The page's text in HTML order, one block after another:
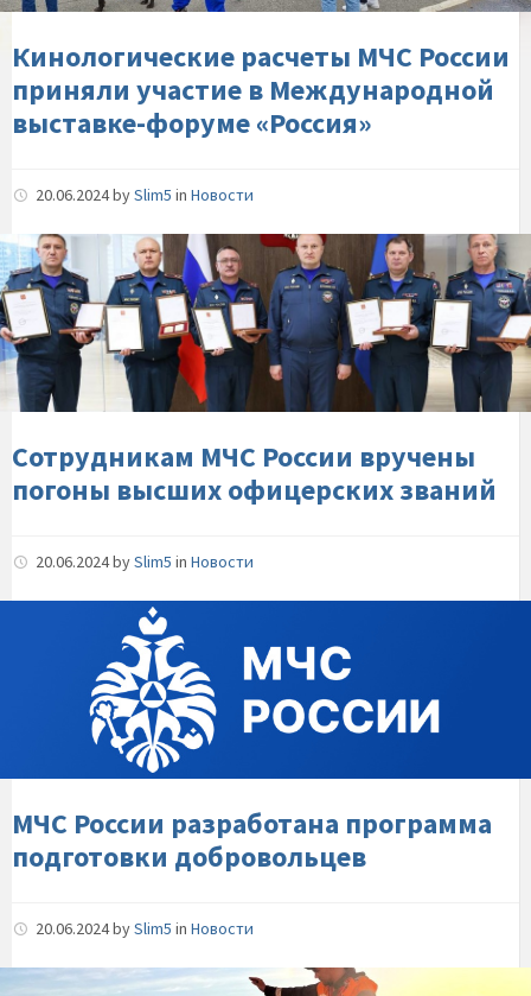
в-
Международной-
форуме-«Россия»
Кинологические расчеты МЧС России
приняли участие в Международной
выставке-форуме «Россия»
20.06.2024bySlim5 in Новости
Сотрудникам-
МЧС-
России-
вручены-
погоны-
высших-
офицерских-
званий
Сотрудникам МЧС России вручены
погоны высших офицерских званий
20.06.2024bySlim5 in Новости
России-
разработана-
программа-
подготовки-
МЧС России разработана программа
подготовки добровольцев
20.06.2024bySlim5 in Новости
Кинологи-